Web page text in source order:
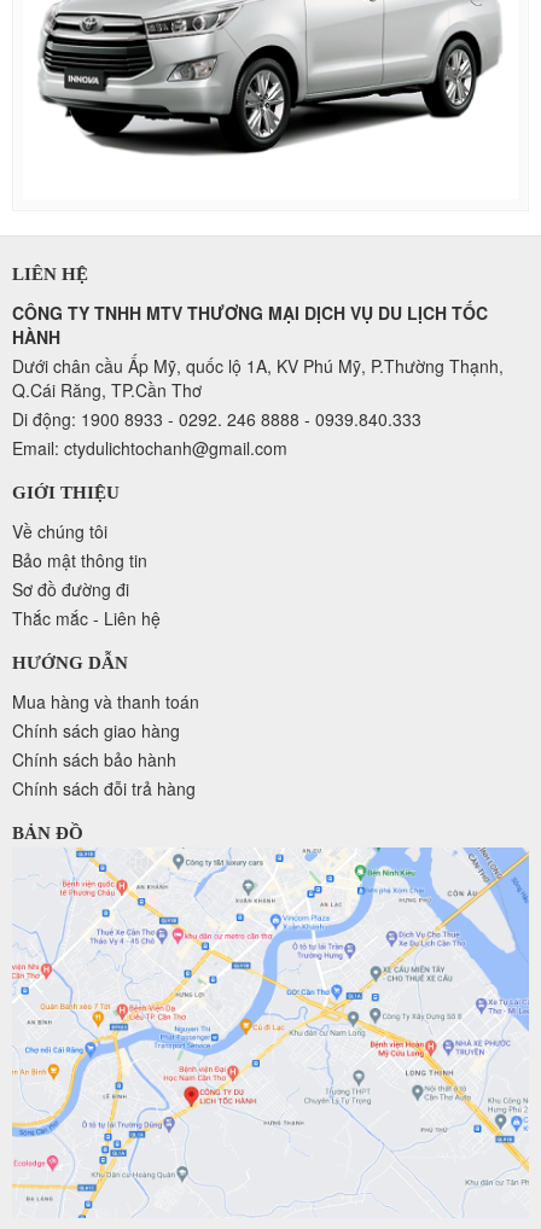
LIÊN HỆ
CÔNG TY TNHH MTV THƯƠNG MẠI DỊCH VỤ DU LỊCH TỐC
HÀNH
Dưới chân cầu Ấp Mỹ, quốc lộ 1A, KV Phú Mỹ, P.Thường Thạnh,
Q.Cái Răng, TP.Cần Thơ
Di động: 1900 8933 - 0292. 246 8888 - 0939.840.333
Email: ctydulichtochanh@gmail.com
GIỚI THIỆU
Về chúng tôi
Bảo mật thông tin
Sơ đồ đường đi
Thắc mắc - Liên hệ
HƯỚNG DẪN
Mua hàng và thanh toán
Chính sách giao hàng
Chính sách bảo hành
Chính sách đỗi trả hàng
BẢN ĐỒ